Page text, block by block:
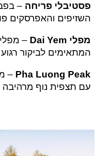
פסטיבלי פריחה –
השזיפים והאפרסקים
מפלי Dai Yem
–
המתאימים לביקור
Pha Luong Peak
–
עם תצפית נוף